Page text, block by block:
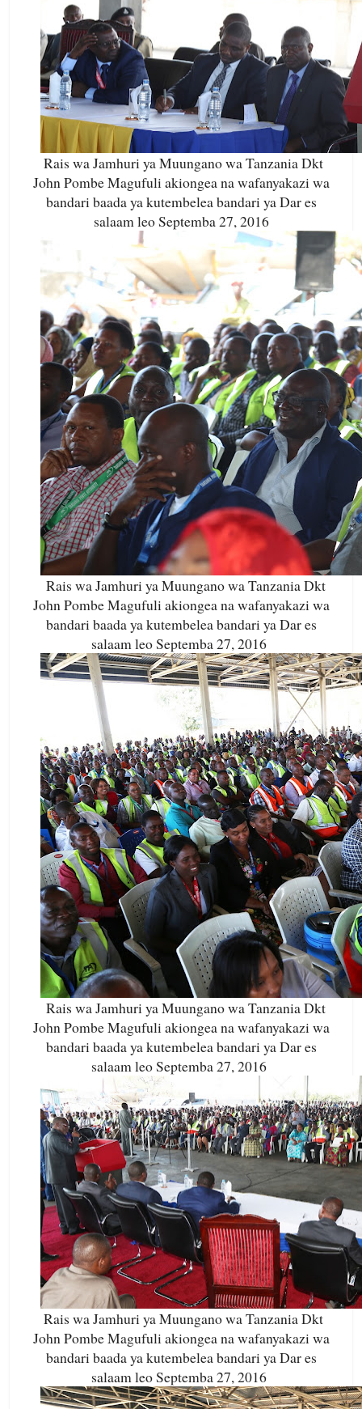
Rais wa Jamhuri ya Muungano wa Tanzania Dkt
John Pombe Magufuli akiongea na wafanyakazi wa
bandari baada ya kutembelea bandari ya Dar es
salaam leo Septemba 27, 2016
Rais wa Jamhuri ya Muungano wa Tanzania Dkt
John Pombe Magufuli akiongea na wafanyakazi wa
bandari baada ya kutembelea bandari ya Dar es
salaam leo Septemba 27, 2016
Rais wa Jamhuri ya Muungano wa Tanzania Dkt
John Pombe Magufuli akiongea na wafanyakazi wa
bandari baada ya kutembelea bandari ya Dar es
salaam leo Septemba 27, 2016
Rais wa Jamhuri ya Muungano wa Tanzania Dkt
John Pombe Magufuli akiongea na wafanyakazi wa
bandari baada ya kutembelea bandari ya Dar es
salaam leo Septemba 27, 2016